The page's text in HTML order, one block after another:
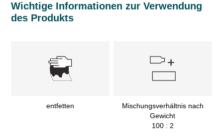
Wichtige Informationen zur Verwendung
des Produkts
entfetten
Mischungsverhältnis nach
Gewicht
100 : 2